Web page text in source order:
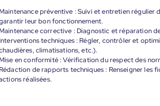
Maintenance préventive : Suivi et entretien
leur bon fonctionnement.
Maintenance corrective : Diagnostic et réparation
Interventions techniques : Régler, contrôler et
climatisations, etc.).
Mise en conformité : Vérification du respect des
Rédaction de rapports techniques : Renseigner les
réalisées.